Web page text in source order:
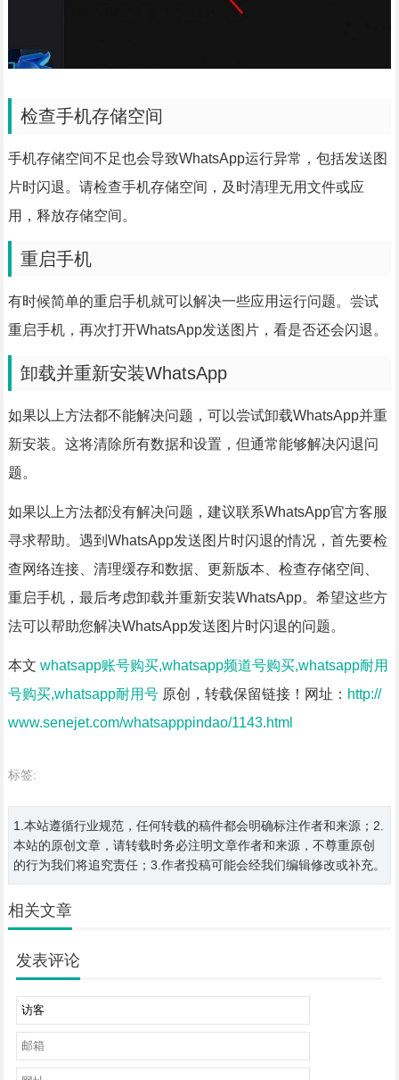
检查手机存储空间
手机存储空间不足也会导致WhatsApp运行异常，包括发送图
片时闪退。请检查手机存储空间，及时清理无用文件或应
用，释放存储空间。
重启手机
有时候简单的重启手机就可以解决一些应用运行问题。尝试
重启手机，再次打开WhatsApp发送图片，看是否还会闪退。
卸载并重新安装WhatsApp
如果以上方法都不能解决问题，可以尝试卸载WhatsApp并重
新安装。这将清除所有数据和设置，但通常能够解决闪退问
题。
如果以上方法都没有解决问题，建议联系WhatsApp官方客服
寻求帮助。遇到WhatsApp发送图片时闪退的情况，首先要检
查网络连接、清理缓存和数据、更新版本、检查存储空间、
重启手机，最后考虑卸载并重新安装WhatsApp。希望这些方
法可以帮助您解决WhatsApp发送图片时闪退的问题。
本文 whatsapp账号购买,whatsapp频道号购买,whatsapp耐用
号购买,whatsapp耐用号原创，转载保留链接！网址： http://
www.senejet.com/whatsapppindao/1143.html
标签:
1.本站遵循行业规范，任何转载的稿件都会明确标注作者和来源；2.
本站的原创文章，请转载时务必注明文章作者和来源，不尊重原创
的行为我们将追究责任；3.作者投稿可能会经我们编辑修改或补充。
相关文章
发表评论